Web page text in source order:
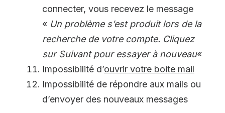
connecter, vous recevez le message
« Un problème s’est produit lors de la
recherche de votre compte. Cliquez
sur Suivant pour essayer à nouveau«
Impossibilité d’ouvrir votre boite mail
Impossibilité de répondre aux mails ou
d’envoyer des nouveaux messages